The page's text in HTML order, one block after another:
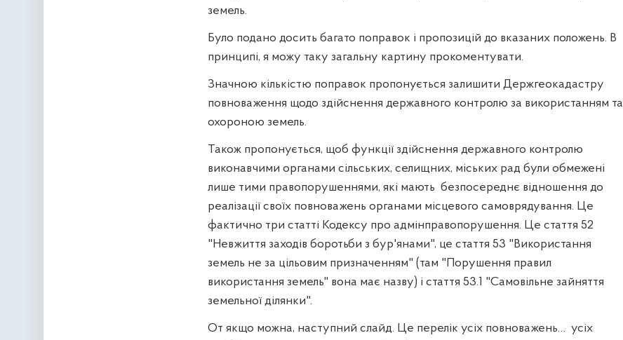
земель.
Було подано досить багато поправок і пропозицій до вказаних положень. В
принципі, я можу таку загальну картину прокоментувати.
Значною кількістю поправок пропонується залишити Держгеокадастру
повноваження щодо здійснення державного контролю за використанням та
охороною земель.
Також пропонується, щоб функції здійснення державного контролю
виконавчими органами сільських, селищних, міських рад були обмежені
лише тими правопорушеннями, які мають безпосереднє відношення до
реалізації своїх повноважень органами місцевого самоврядування. Це
фактично три статті Кодексу про адмінправопорушення. Це стаття 52
"Невжиття заходів боротьби з бур'янами", це стаття 53 "Використання
земель не за цільовим призначенням" (там "Порушення правил
використання земель" вона має назву) і стаття 53.1 "Самовільне зайняття
земельної ділянки".
От якщо можна, наступний слайд. Це перелік усіх повноважень… усіх